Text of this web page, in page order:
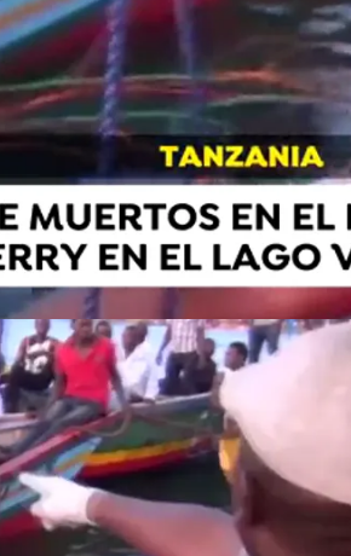
X
de un ferry en el Lago Victoria
y se teme que el número pueda
Victoria, en Tanzania. En las
medio centenar de cadáveres.
y los primeros indicios apuntan al
|Al menos 94 muertos en el naufragio de
con 00 personas en
un tiroteo en Syracuse, Estados
8 y 14 años, han resultado heridas
en la localidad de Syracuse. El
autores busca la policía, se produjo
se congregaban para honrar la